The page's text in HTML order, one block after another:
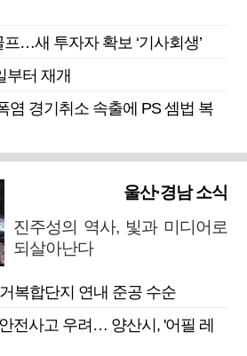
…새 투자자 확보 ‘기사회생’
터 재개
경기취소 속출에 PS 셈법 복
울산·경남 소식
진주성의 역사, 빛과 미디어로
되살아난다
복합단지 연내 준공 수순
전사고 우려… 양산시, '어필 레